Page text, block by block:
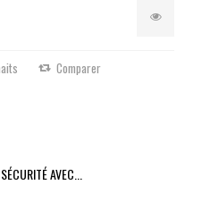
Comparer
AVEC...